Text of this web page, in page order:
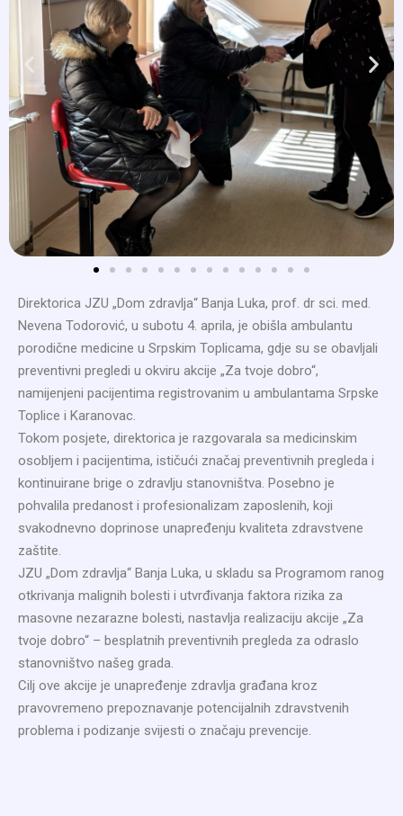
Direktorica JZU „Dom zdravlja“ Banja Luka, prof. dr sci. med.
Nevena Todorović, u subotu 4. aprila, je obišla ambulantu
porodične medicine u Srpskim Toplicama, gdje su se obavljali
preventivni pregledi u okviru akcije „Za tvoje dobro“,
namijenjeni pacijentima registrovanim u ambulantama Srpske
Toplice i Karanovac.
Tokom posjete, direktorica je razgovarala sa medicinskim
osobljem i pacijentima, ističući značaj preventivnih pregleda i
kontinuirane brige o zdravlju stanovništva. Posebno je
pohvalila predanost i profesionalizam zaposlenih, koji
svakodnevno doprinose unapređenju kvaliteta zdravstvene
zaštite.
JZU „Dom zdravlja“ Banja Luka, u skladu sa Programom ranog
otkrivanja malignih bolesti i utvrđivanja faktora rizika za
masovne nezarazne bolesti, nastavlja realizaciju akcije „Za
tvoje dobro“ – besplatnih preventivnih pregleda za odraslo
stanovništvo našeg grada.
Cilj ove akcije je unapređenje zdravlja građana kroz
pravovremeno prepoznavanje potencijalnih zdravstvenih
problema i podizanje svijesti o značaju prevencije.